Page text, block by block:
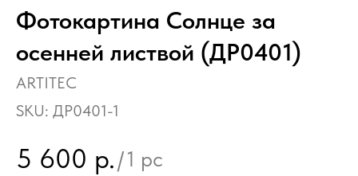
Фотокартина Солнце за
осенней листвой (ДР0401)
ARTITEC
SKU: ДР0401-1
5 600 р./1 pc